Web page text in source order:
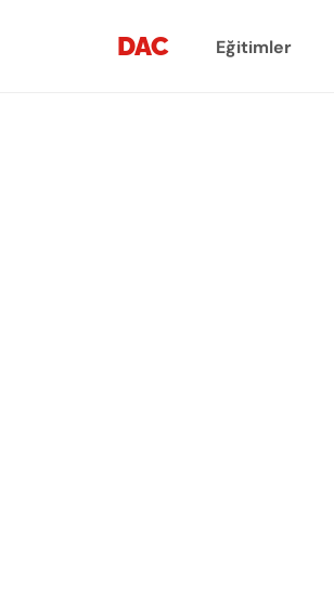
DAC Eğitimler